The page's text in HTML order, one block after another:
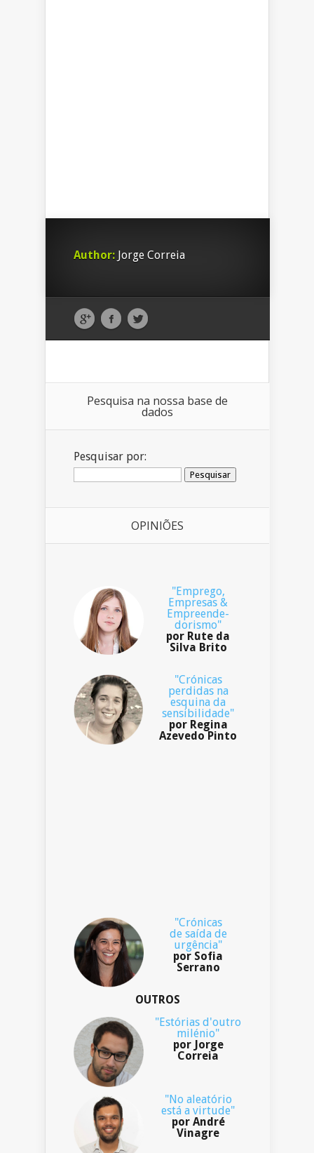
Author: Jorge Correia
Pesquisa na nossa base de
dados
Pesquisar por:
OPINIÕES
"Emprego,
Empresas &
Empreende-
dorismo"
por Rute da
Silva Brito
"Crónicas
perdidas na
esquina da
sensibilidade"
por Regina
Azevedo Pinto
"Crónicas
de saída de
urgência"
por Sofia
Serrano
OUTROS
"Estórias d'outro
milénio"
por Jorge
Correia
"No aleatório
está a virtude"
por André
Vinagre